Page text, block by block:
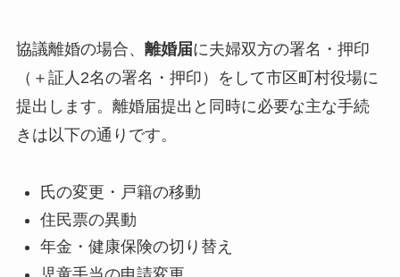
協議離婚の場合、 離婚届に夫婦双方の署名・押印
（＋証人2名の署名・押印）をして市区町村役場に
提出します。離婚届提出と同時に必要な主な手続
きは以下の通りです。
氏の変更・戸籍の移動
住民票の異動
年金・健康保険の切り替え